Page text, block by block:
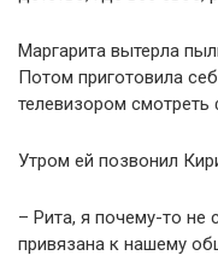
Маргарита вытерла
Потом приготовила
телевизором смотреть
Утром ей позвонил
– Рита, я почему-то не
привязана к нашему